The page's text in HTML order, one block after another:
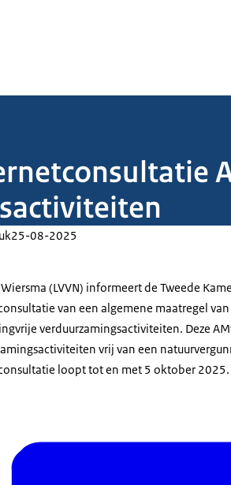
25-08-2025
(LVVN) informeert de Tweede
van een algemene maatregel
verduurzamingsactiviteiten. Deze
vrij van een
loopt tot en met 5 oktober 2025.